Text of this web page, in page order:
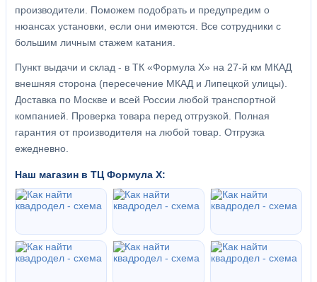
производители. Поможем подобрать и предупредим о
нюансах установки, если они имеются. Все сотрудники с
большим личным стажем катания.
Пункт выдачи и склад - в ТК «Формула X» на 27-й км МКАД
внешняя сторона (пересечение МКАД и Липецкой улицы).
Доставка по Москве и всей России любой транспортной
компанией. Проверка товара перед отгрузкой. Полная
гарантия от производителя на любой товар. Отгрузка
ежедневно.
Наш магазин в ТЦ Формула Х: